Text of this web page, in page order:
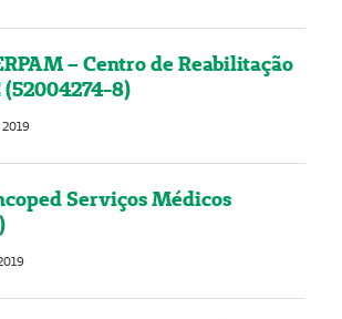
– Centro de Reabilitação
8)
2019
Serviços Médicos